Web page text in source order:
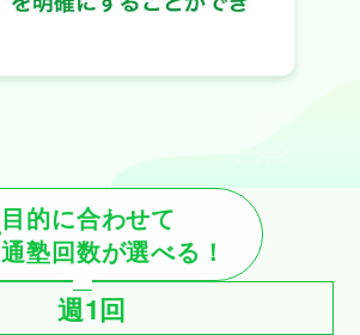
目的に合わせて
通塾回数が選べる！
週1回